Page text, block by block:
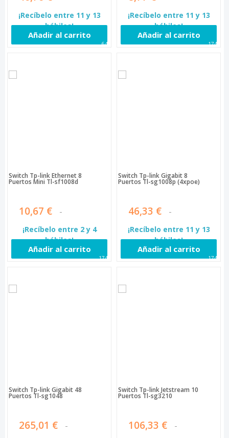
¡Recíbelo entre 11 y 13
hábiles!
Añadir al carrito
649
¡Recíbelo entre 11 y 13
hábiles!
Añadir al carrito
1744
Switch Tp-link Ethernet 8
Puertos Mini Tl-sf1008d
10,67 €
¡Recíbelo entre 2 y 4
hábiles!
Añadir al carrito
1745
Switch Tp-link Gigabit 8
Puertos Tl-sg1008p (4xpoe)
46,33 €
¡Recíbelo entre 11 y 13
hábiles!
Añadir al carrito
1747
Switch Tp-link Gigabit 48
Puertos Tl-sg1048
265,01 €
Switch Tp-link Jetstream 10
Puertos Tl-sg3210
106,33 €